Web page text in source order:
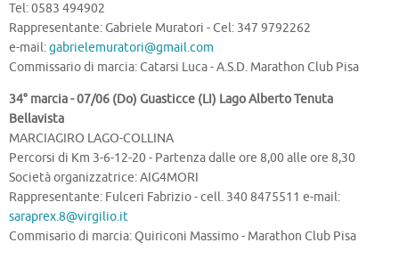
Tel: 0583 494902
Rappresentante: Gabriele Muratori - Cel: 347 9792262
e-mail:gabrielemuratori@gmail.com
Commissario di marcia: Catarsi Luca - A.S.D. Marathon Club Pisa
34° marcia - 07/06 (Do) Guasticce (LI) Lago Alberto Tenuta
Bellavista
MARCIAGIRO LAGO-COLLINA
Percorsi di Km 3-6-12-20 - Partenza dalle ore 8,00 alle ore 8,30
Società organizzatrice: AIG4MORI
Rappresentante: Fulceri Fabrizio - cell. 340 8475511 e-mail:
saraprex.8@virgilio.it
Commisario di marcia: Quiriconi Massimo - Marathon Club Pisa